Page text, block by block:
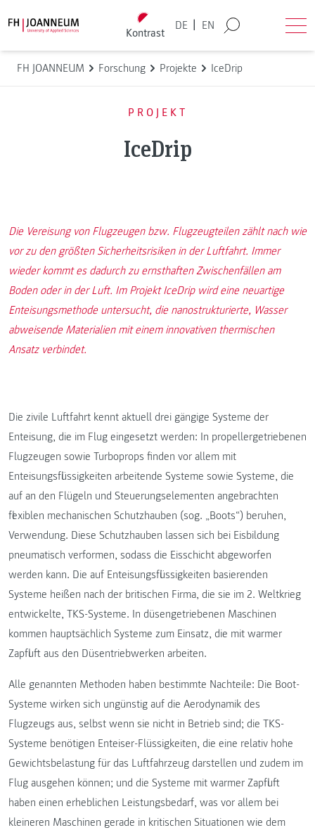
Back to homepage
Kontrast
DE
EN
FH JOANNEUM
Forschung Projekte IceDrip
PROJEKT
IceDrip
Die Vereisung von Flugzeugen bzw. Flugzeugteilen zählt nach wie
vor zu den größten Sicherheitsrisiken in der Luftfahrt. Immer
wieder kommt es dadurch zu ernsthaften Zwischenfällen am
Boden oder in der Luft. Im Projekt IceDrip wird eine neuartige
Enteisungsmethode untersucht, die nanostrukturierte, Wasser
abweisende Materialien mit einem innovativen thermischen
Ansatz verbindet.
Die zivile Luftfahrt kennt aktuell drei gängige Systeme der
Enteisung, die im Flug eingesetzt werden: In propellergetriebenen
Flugzeugen sowie Turboprops finden vor allem mit
Enteisungsflüssigkeiten arbeitende Systeme sowie Systeme, die
auf an den Flügeln und Steuerungselementen angebrachten
flexiblen mechanischen Schutzhauben (sog. „Boots“) beruhen,
Verwendung. Diese Schutzhauben lassen sich bei Eisbildung
pneumatisch verformen, sodass die Eisschicht abgeworfen
werden kann. Die auf Enteisungsflüssigkeiten basierenden
Systeme heißen nach der britischen Firma, die sie im 2. Weltkrieg
entwickelte, TKS-Systeme. In düsengetriebenen Maschinen
kommen hauptsächlich Systeme zum Einsatz, die mit warmer
Zapfluft aus den Düsentriebwerken arbeiten.
Alle genannten Methoden haben bestimmte Nachteile: Die Boot-
Systeme wirken sich ungünstig auf die Aerodynamik des
Flugzeugs aus, selbst wenn sie nicht in Betrieb sind; die TKS-
Systeme benötigen Enteiser-Flüssigkeiten, die eine relativ hohe
Gewichtsbelastung für das Luftfahrzeug darstellen und zudem im
Flug ausgehen können; und die Systeme mit warmer Zapfluft
haben einen erheblichen Leistungsbedarf, was vor allem bei
kleineren Maschinen gerade in kritischen Situationen wie dem